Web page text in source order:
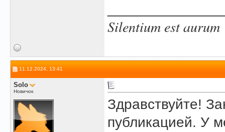
Silentium est aurum
11.12.2024, 13:41
Solo
Новичок
Здравствуйте!
публикацией. У